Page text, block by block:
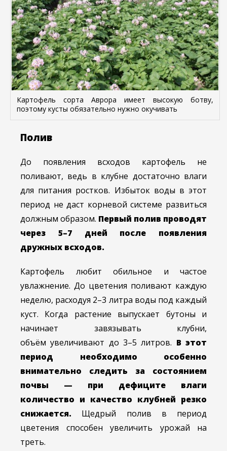
Картофель сорта Аврора имеет высокую ботву,
поэтому кусты обязательно нужно окучивать
Полив
До появления всходов картофель не
поливают, ведь в клубне достаточно влаги
для питания ростков. Избыток воды в этот
период не даст корневой системе развиться
должным образом. Первый полив проводят
через 5–7 дней после появления
дружных всходов.
Картофель любит обильное и частое
увлажнение. До цветения поливают каждую
неделю, расходуя 2–3 литра воды под каждый
куст. Когда растение выпускает бутоны и
начинает завязывать клубни,
объём увеличивают до 3–5 литров. В этот
период необходимо особенно
внимательно следить за состоянием
почвы — при дефиците влаги
количество и качество клубней резко
снижается. Щедрый полив в период
цветения способен увеличить урожай на
треть.